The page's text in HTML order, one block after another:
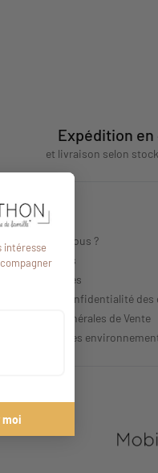
Expédition en
et livraison selon
A propos
Qui sommes-nous ?
Nos collections
Mentions légales
Politique de confidentialité des
Conditions Générales de Vente
Caractéristiques